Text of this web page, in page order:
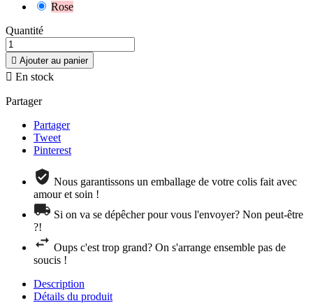
Rose
Quantité
 Ajouter au panier
 En stock
Partager
Partager
Tweet
Pinterest
Nous garantissons un emballage de votre colis fait avec
amour et soin !
Si on va se dépêcher pour vous l'envoyer? Non peut-être
?!
Oups c'est trop grand? On s'arrange ensemble pas de
soucis !
Description
Détails du produit